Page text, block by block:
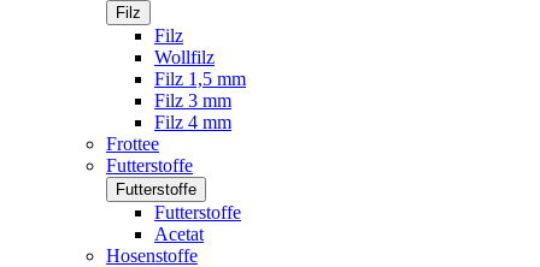
Filz
Filz
Wollfilz
Filz 1,5 mm
Filz 3 mm
Filz 4 mm
Frottee
Futterstoffe
Futterstoffe
Futterstoffe
Acetat
Hosenstoffe